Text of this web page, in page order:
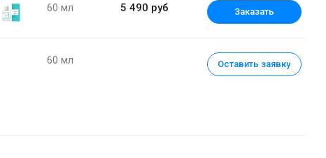
5 490 руб
60 мл Заказать
60 мл Оставить заявку